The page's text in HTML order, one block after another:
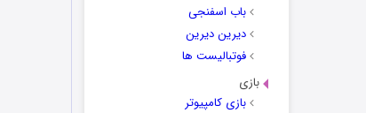
باب اسفنجی
دیرین دیرین
فوتبالیست ها
بازی
بازی کامپیوتر